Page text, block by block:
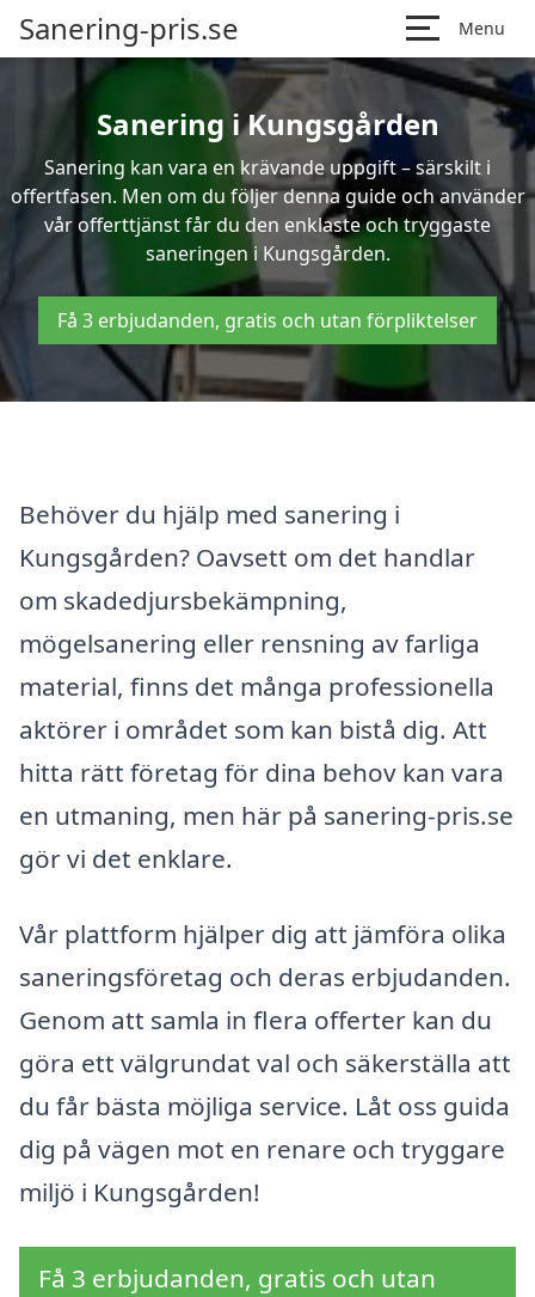
Sanering-pris.se Menu
Sanering i Kungsgården
Sanering kan vara en krävande uppgift – särskilt i
offertfasen. Men om du följer denna guide och använder
vår offerttjänst får du den enklaste och tryggaste
saneringen i Kungsgården.
Få 3 erbjudanden, gratis och utan förpliktelser
Behöver du hjälp med sanering i
Kungsgården? Oavsett om det handlar
om skadedjursbekämpning,
mögelsanering eller rensning av farliga
material, finns det många professionella
aktörer i området som kan bistå dig. Att
hitta rätt företag för dina behov kan vara
en utmaning, men här på sanering-pris.se
gör vi det enklare.
Vår plattform hjälper dig att jämföra olika
saneringsföretag och deras erbjudanden.
Genom att samla in flera offerter kan du
göra ett välgrundat val och säkerställa att
du får bästa möjliga service. Låt oss guida
dig på vägen mot en renare och tryggare
miljö i Kungsgården!
Få 3 erbjudanden, gratis och utan